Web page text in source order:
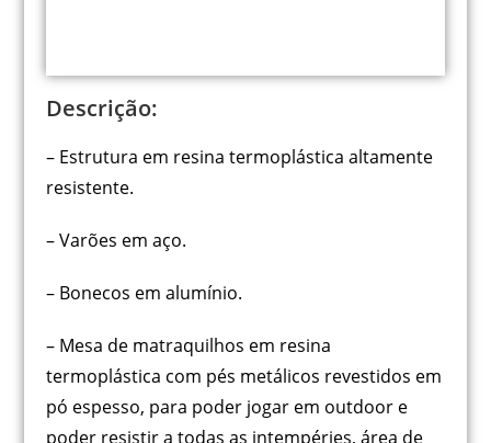
Descrição:
– Estrutura em resina termoplástica altamente
resistente.
– Varões em aço.
– Bonecos em alumínio.
– Mesa de matraquilhos em resina
termoplástica com pés metálicos revestidos em
pó espesso, para poder jogar em outdoor e
poder resistir a todas as intempéries, área de